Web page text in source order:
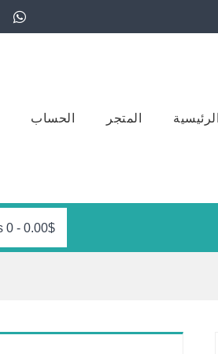
المتجر الحساب
0.00$
-
0 items